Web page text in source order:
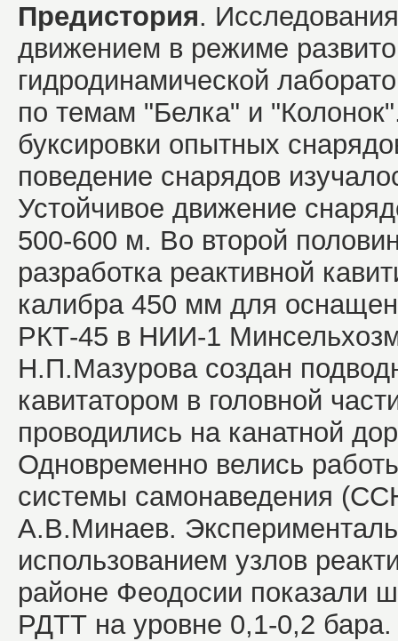
Предистория.
движением в режиме
гидродинамической
по темам "Белка" и
буксировки опытных
поведение снарядов
Устойчивое движение
500-600 м. Во второй
разработка реактивной
калибра 450 мм для
РКТ-45 в НИИ-1
Н.П.Мазурова создан
кавитатором в головной
проводились на канатной
Одновременно велись
системы самонаведения
А.В.Минаев.
использованием узлов
районе Феодосии показали
РДТТ на уровне 0,1-0,2 бара.